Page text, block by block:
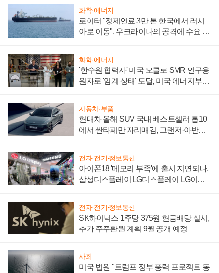
화학·에너지
로이터 "정제연료 3만 톤 한국에서 러시
아로 이동", 우크라이나의 공격에 수요 늘
화학·에너지
'한수원 협력사' 미국 오클로 SMR 연구용
원자로 '임계 상태' 도달, 미국 에너지부
자동차·부품
현대차 올해 SUV 국내 베스트셀러 톱10
에서 싼타페만 자리매김, 그랜저·아반떼
전자·전기·정보통신
아이폰18 '메모리 부족'에 출시 지연되나,
삼성디스플레이 LG디스플레이 LG이노
전자·전기·정보통신
SK하이닉스 1주당 375원 현금배당 실시,
추가 주주환원 계획 9월 공개 예정
사회
미국 법원 "트럼프 정부 풍력 프로젝트 동